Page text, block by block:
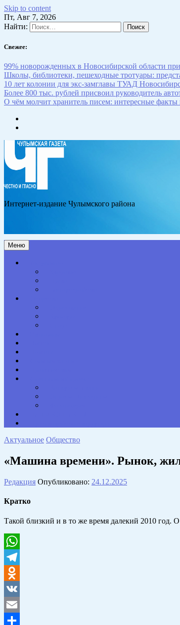
Skip to content
Пт, Авг 7, 2026
Найти:
Свежее:
99% новорожденных в Новосибирской области
Школы, библиотеки, пешеходные тротуары:
10 лет колонии для экс-замглавы ТУАД
Более 800 тыс. рублей присвоил руководитель
О чём молчит хранитель писем: интересные
Интернет-издание Чулымского района
Меню
Актуальное Общество
«Машина времени». Рынок,
Редакция Опубликовано: 24.12.2025
Кратко
Такой близкий и в то же время далекий 2010 год.
WhatsApp
Telegram
Odnoklassniki
VK
Email